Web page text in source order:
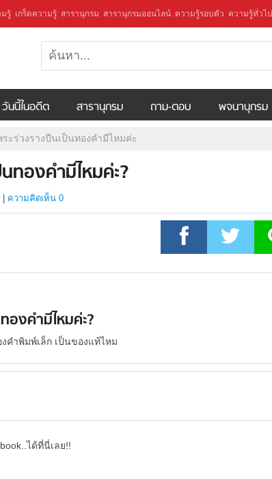
รู้ เกร็ดความรู้ สารานุกรม สารานุกรมออนไลน์ ความรู้รอบตัว ความรู้ทั่วไป
วันนี้ในอดีต สารานุกรม ถาม-ตอบ พจนานุกรม
ระร่วงรางปืนเป็นทองคำมีไหมค่ะ
ทองคำมีไหมค่ะ?
ความคิดเห็น 0
องคำมีไหมค่ะ?
คำพิมพ์เล็ก เป็นของแท้ไหม
ได้ที่นี่เลย!!